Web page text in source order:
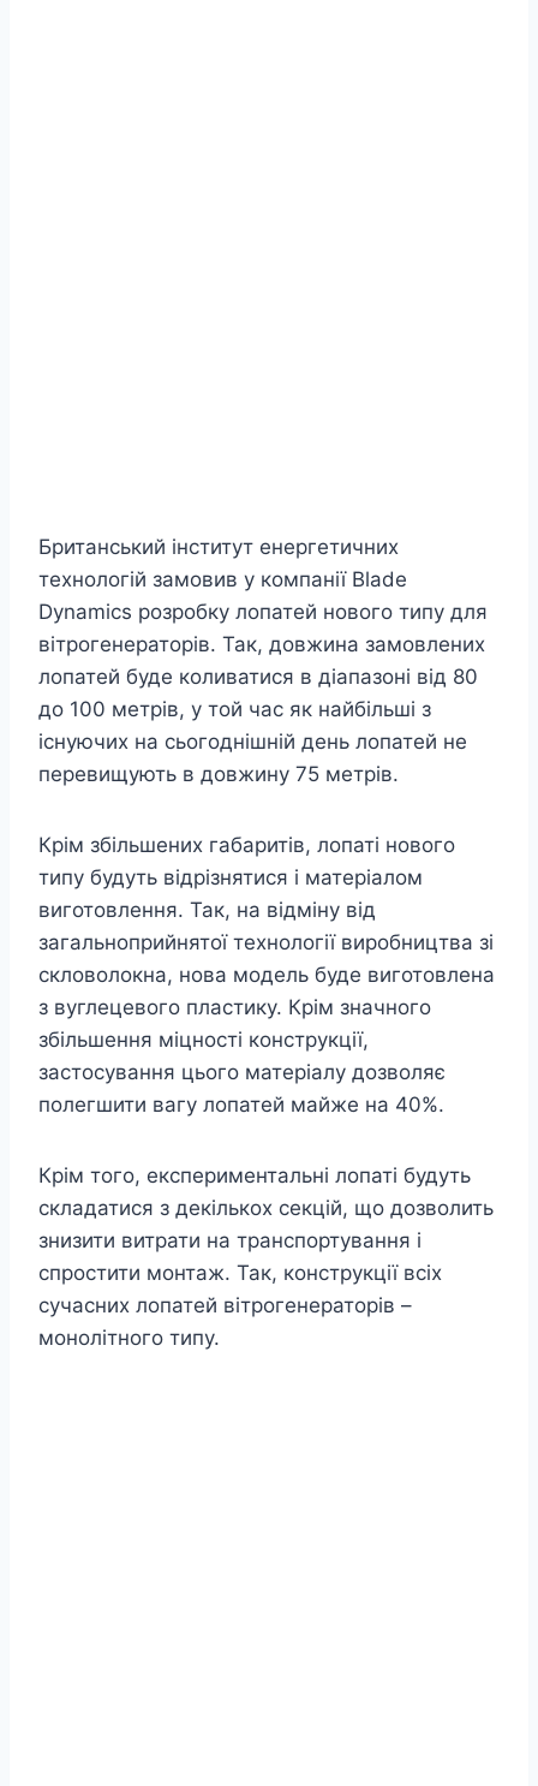
Британський інститут енергетичних
технологій замовив у компанії Blade
Dynamics розробку лопатей нового типу для
вітрогенераторів. Так, довжина замовлених
лопатей буде коливатися в діапазоні від 80
до 100 метрів, у той час як найбільші з
існуючих на сьогоднішній день лопатей не
перевищують в довжину 75 метрів.
Крім збільшених габаритів, лопаті нового
типу будуть відрізнятися і матеріалом
виготовлення. Так, на відміну від
загальноприйнятої технології виробництва зі
скловолокна, нова модель буде виготовлена
​​з вуглецевого пластику. Крім значного
збільшення міцності конструкції,
застосування цього матеріалу дозволяє
полегшити вагу лопатей майже на 40%.
Крім того, експериментальні лопаті будуть
складатися з декількох секцій, що дозволить
знизити витрати на транспортування і
спростити монтаж. Так, конструкції всіх
сучасних лопатей вітрогенераторів –
монолітного типу.